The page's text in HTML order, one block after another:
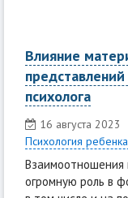
Влияние
психолога
16 августа 2023
Психология
огромную роль в